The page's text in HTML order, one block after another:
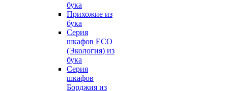
бука
Прихожие из
бука
Серия
шкафов ECO
(Экология) из
бука
Серия
шкафов
Борджия из